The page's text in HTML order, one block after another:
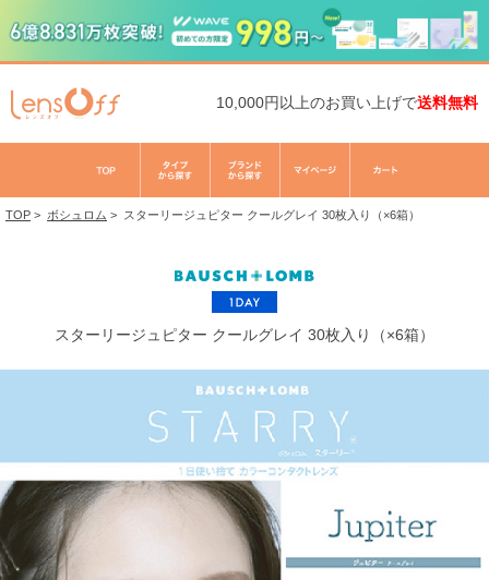
10,000円以上のお買い上げで送料無料
TOP > ボシュロム > スターリージュピター クールグレイ 30枚入り（×6箱）
スターリージュピター クールグレイ 30枚入り（×6箱）